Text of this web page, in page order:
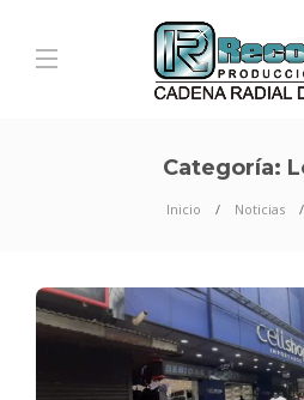
Categoría:
Inicio Noticias